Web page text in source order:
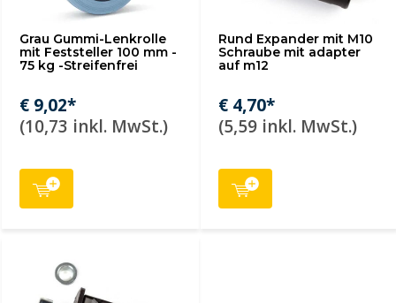
Grau Gummi-Lenkrolle
mit Feststeller 100 mm -
75 kg -Streifenfrei
€ 9,02*
(10,73 inkl. MwSt.)
Rund Expander mit M10
Schraube mit adapter
auf m12
€ 4,70*
(5,59 inkl. MwSt.)